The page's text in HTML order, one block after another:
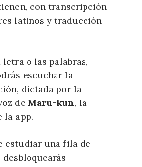
con transcripción
latinos y traducción
letra o las palabras,
escuchar la
dictada por la
de Maru-kun, la
la app.
estudiar una fila de
desbloquearás